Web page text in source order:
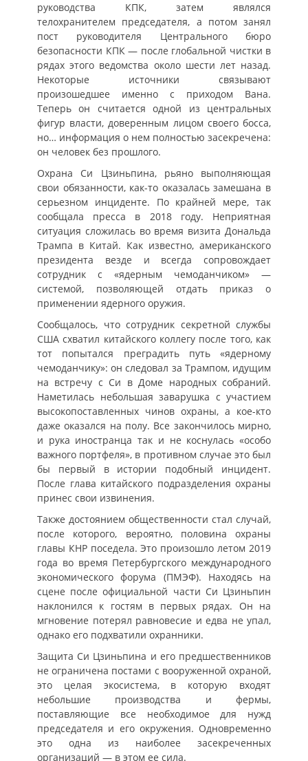
руководства КПК, затем являлся
телохранителем председателя, а потом занял
пост руководителя Центрального бюро
безопасности КПК — после глобальной чистки в
рядах этого ведомства около шести лет назад.
Некоторые источники связывают
произошедшее именно с приходом Вана.
Теперь он считается одной из центральных
фигур власти, доверенным лицом своего босса,
но… информация о нем полностью засекречена:
он человек без прошлого.
Охрана Си Цзиньпина, рьяно выполняющая
свои обязанности, как-то оказалась замешана в
серьезном инциденте. По крайней мере, так
сообщала пресса в 2018 году. Неприятная
ситуация сложилась во время визита Дональда
Трампа в Китай. Как известно, американского
президента везде и всегда сопровождает
сотрудник с «ядерным чемоданчиком» —
системой, позволяющей отдать приказ о
применении ядерного оружия.
Сообщалось, что сотрудник секретной службы
США схватил китайского коллегу после того, как
тот попытался преградить путь «ядерному
чемоданчику»: он следовал за Трампом, идущим
на встречу с Си в Доме народных собраний.
Наметилась небольшая заварушка с участием
высокопоставленных чинов охраны, а кое-кто
даже оказался на полу. Все закончилось мирно,
и рука иностранца так и не коснулась «особо
важного портфеля», в противном случае это был
бы первый в истории подобный инцидент.
После глава китайского подразделения охраны
принес свои извинения.
Также достоянием общественности стал случай,
после которого, вероятно, половина охраны
главы КНР поседела. Это произошло летом 2019
года во время Петербургского международного
экономического форума (ПМЭФ). Находясь на
сцене после официальной части Си Цзиньпин
наклонился к гостям в первых рядах. Он на
мгновение потерял равновесие и едва не упал,
однако его подхватили охранники.
Защита Си Цзиньпина и его предшественников
не ограничена постами с вооруженной охраной,
это целая экосистема, в которую входят
небольшие производства и фермы,
поставляющие все необходимое для нужд
председателя и его окружения. Одновременно
это одна из наиболее засекреченных
организаций — в этом ее сила.